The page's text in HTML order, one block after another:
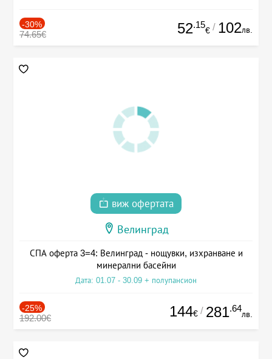
-30%
74.65€ 52.15
€ / 102лв.
виж офертата
Велинград
СПА оферта 3=4: Велинград - нощувки, изхранване и
минерални басейни
Дата: 01.07 - 30.09 + полупансион
-25%
192.00€ 144€ / 281.64
лв.